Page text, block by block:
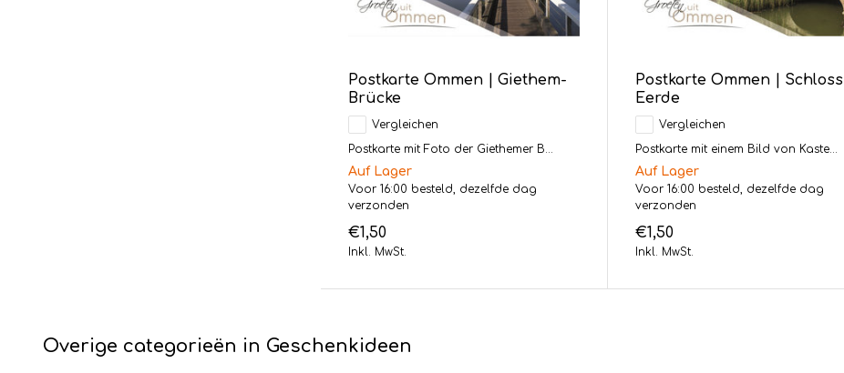
Postkarte Ommen | Giethem-
Brücke
Vergleichen
Postkarte mit Foto der Giethemer B...
Auf Lager
Voor 16:00 besteld, dezelfde dag
verzonden
€1,50
Inkl. MwSt.
Postkarte Ommen | Schloss
Eerde
Vergleichen
Postkarte mit einem Bild von Kaste...
Auf Lager
Voor 16:00 besteld, dezelfde dag
verzonden
€1,50
Inkl. MwSt.
Overige categorieën in Geschenkideen